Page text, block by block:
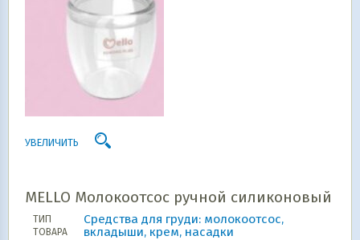
УВЕЛИЧИТЬ
MELLO Молокоотсос ручной силиконовый
ТИП
ТОВАРА
Средства для груди: молокоотсос,
вкладыши, крем, насадки